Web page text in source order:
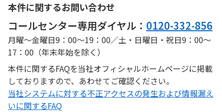
本件に関するお問い合わせ
コールセンター専用ダイヤル： 0120-332-856
月曜～金曜日9：00～19：00／土・日曜日・祝日9：00～
17：00（年末年始を除く）
本件に関するFAQを当社オフィシャルホームページに掲載
しておりますので、あわせてご確認ください。
当社システムに対する不正アクセスの発生および情報漏え
いに関するFAQ